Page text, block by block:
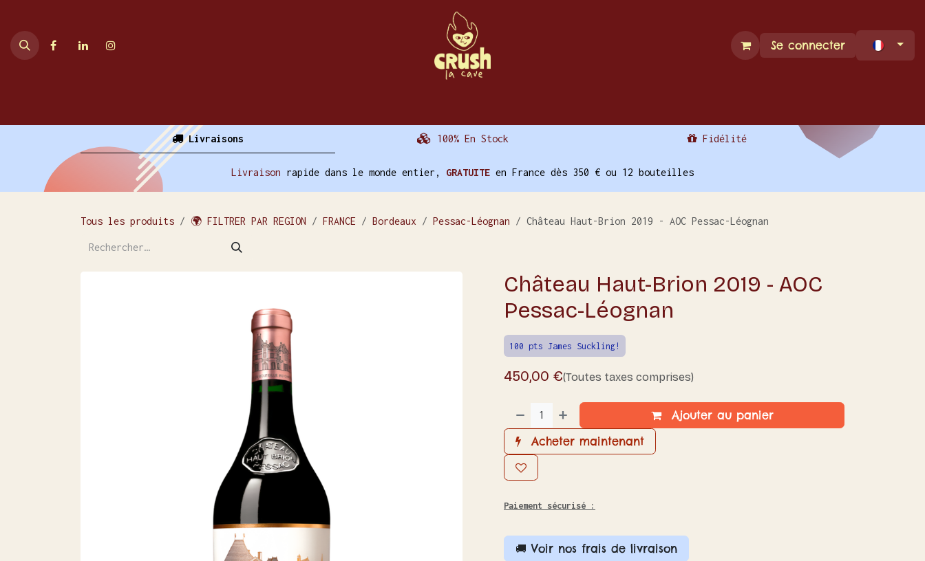
Se connecter
Livraisons 100% En Stock Fidélité
Livraison rapide dans le monde entier, GRATUITE en France dès 350 € ou 12 bouteilles
Tous les produits 🌍 FILTRER PAR REGION FRANCE Bordeaux Pessac-Léognan Château Haut-Brion 2019 - AOC Pessac-Léognan
Château Haut-Brion 2019 - AOC
Pessac-Léognan
100 pts James Suckling!
450,00 €(Toutes taxes comprises)
Ajouter au panier
Acheter maintenant
Paiement sécurisé :
🚚 Voir nos frais de livraison